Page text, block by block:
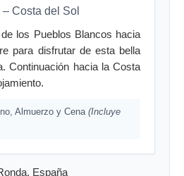
Costa del Sol
los Pueblos Blancos hacia
para disfrutar de esta bella
Continuación hacia la Costa
Almuerzo y Cena (Incluye